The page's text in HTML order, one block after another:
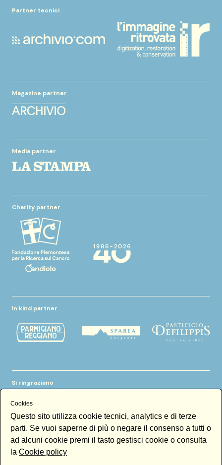
Partner tecnici
Magazine partner
Media partner
Charity partner
In kind partner
Si ringraziano
Newsletter
Cookies
Questo sito utilizza cookie tecnici, analytics e di terze
parti. Se vuoi saperne di più o negare il consenso a tutti o
ad alcuni cookie premi il tasto gestisci cookie o consulta
la Cookie policy